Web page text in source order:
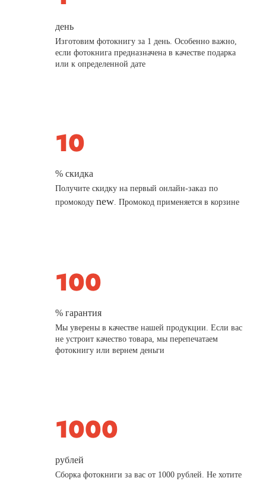
день
Изготовим фотокнигу за 1 день. Особенно важно,
если фотокнига предназначена в качестве подарка
или к определенной дате
% скидка
Получите скидку на первый онлайн-заказ по
промокодуnew. Промокод применяется в корзине
% гарантия
Мы уверены в качестве нашей продукции. Если вас
не устроит качество товара, мы перепечатаем
фотокнигу или вернем деньги
рублей
Сборка фотокниги за вас от 1000 рублей. Не хотите